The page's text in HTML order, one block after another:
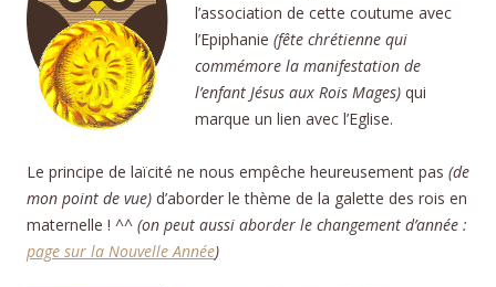
l’association de cette coutume avec
l’Epiphanie (fête chrétienne qui
commémore la manifestation de
l’enfant Jésus aux Rois Mages) qui
marque un lien avec l’Eglise.
Le principe de laïcité ne nous empêche heureusement pas (de
mon point de vue) d’aborder le thème de la galette des rois en
maternelle ! ^^ (on peut aussi aborder le changement d’année :
page sur la Nouvelle Année)